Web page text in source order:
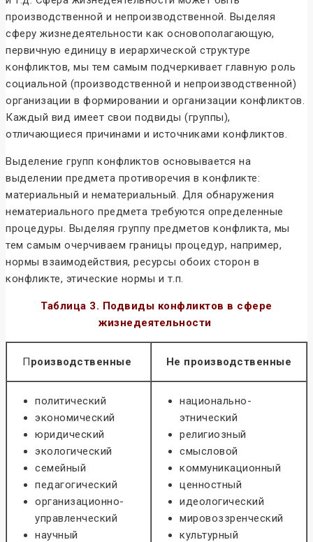
производственной и непроизводственной. Выделяя
сферу жизнедеятельности как основополагающую,
первичную единицу в иерархической структуре
конфликтов, мы тем самым подчеркивает главную роль
социальной (производственной и непроизводственной)
организации в формировании и организации конфликтов.
Каждый вид имеет свои подвиды (группы),
отличающиеся причинами и источниками конфликтов.
Выделение групп конфликтов основывается на
выделении предмета противоречия в конфликте:
материальный и нематериальный. Для обнаружения
нематериального предмета требуются определенные
процедуры. Выделяя группу предметов конфликта, мы
тем самым очерчиваем границы процедур, например,
нормы взаимодействия, ресурсы обоих сторон в
конфликте, этические нормы и т.п.
Таблица 3. Подвиды конфликтов в сфере
жизнедеятельности
Производственные Не производственные
политический
экономический
юридический
экологический
семейный
педагогический
организационно-
управленческий
научный
национально-
этнический
религиозный
смысловой
коммуникационный
ценностный
идеологический
мировоззренческий
культурный